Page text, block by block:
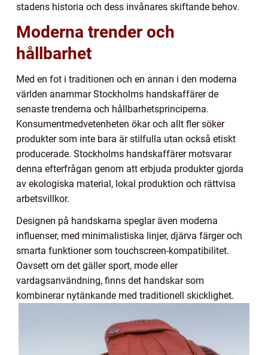
stadens historia och dess invånares skiftande behov.
Moderna trender och
hållbarhet
Med en fot i traditionen och en annan i den moderna
världen anammar Stockholms handskaffärer de
senaste trenderna och hållbarhetsprinciperna.
Konsumentmedvetenheten ökar och allt fler söker
produkter som inte bara är stilfulla utan också etiskt
producerade. Stockholms handskaffärer motsvarar
denna efterfrågan genom att erbjuda produkter gjorda
av ekologiska material, lokal produktion och rättvisa
arbetsvillkor.
Designen på handskarna speglar även moderna
influenser, med minimalistiska linjer, djärva färger och
smarta funktioner som touchscreen-kompatibilitet.
Oavsett om det gäller sport, mode eller
vardagsanvändning, finns det handskar som
kombinerar nytänkande med traditionell skicklighet.